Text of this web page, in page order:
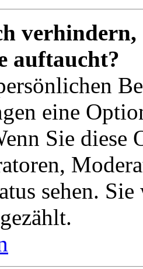
verhindern,
auftaucht?
eine
Sie
sehen.